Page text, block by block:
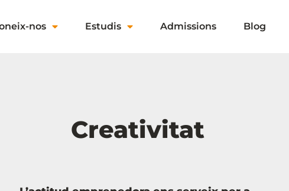
nos Estudis Admissions Blog
Creativitat